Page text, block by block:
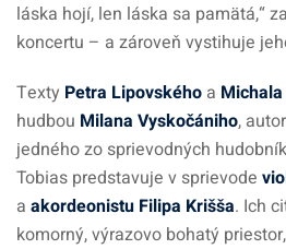
láska hojí, len láska sa pamätá,“
koncertu – a zároveň vystihuje
Texty Petra Lipovského a
hudbou Milana Vyskočániho,
jedného zo sprievodných
Tobias predstavuje v sprievode
a akordeonistu Filipa Krišša. Ich
komorný, výrazovo bohatý